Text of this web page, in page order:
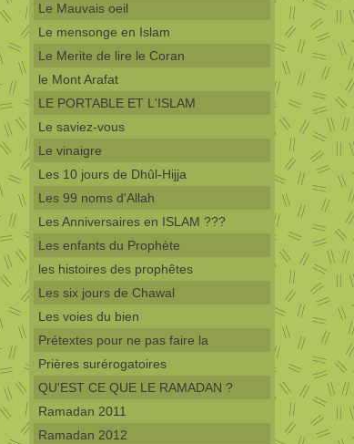
Le Mauvais oeil
Le mensonge en Islam
Le Merite de lire le Coran
le Mont Arafat
LE PORTABLE ET L'ISLAM
Le saviez-vous
Le vinaigre
Les 10 jours de Dhûl-Hijja
Les 99 noms d'Allah
Les Anniversaires en ISLAM ???
Les enfants du Prophète
les histoires des prophêtes
Les six jours de Chawal
Les voies du bien
Prétextes pour ne pas faire la
Prières surérogatoires
QU'EST CE QUE LE RAMADAN ?
Ramadan 2011
Ramadan 2012